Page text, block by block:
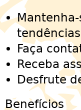
Faça
Receba
Desfrute
Benefícios